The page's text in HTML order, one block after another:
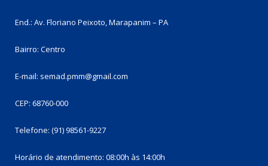
End.: Av. Floriano Peixoto, Marapanim – PA
Bairro: Centro
E-mail: semad.pmm@gmail.com
CEP: 68760-000
Telefone: (91) 98561-9227
Horário de atendimento: 08:00h às 14:00h